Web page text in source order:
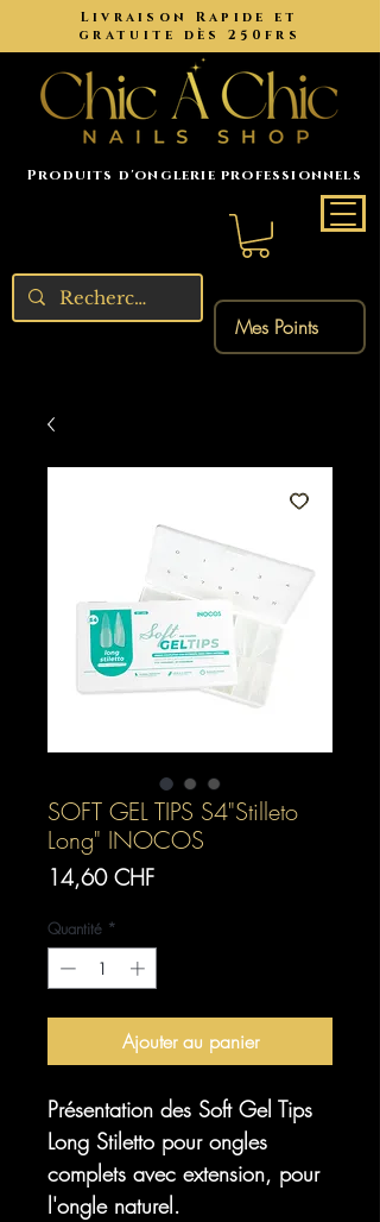
Livraison Rapide et
gratuite dès 250frs
Produits d'onglerie professionnels
Mes Points
SOFT GEL TIPS S4"Stilleto
Long" INOCOS
14,60 CHFPrix
Quantité *
Ajouter au panier
Présentation des Soft Gel Tips
Long Stiletto pour ongles
complets avec extension, pour
l'ongle naturel.